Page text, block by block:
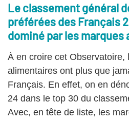
Le classement général
préférées des Français
dominé par les marques
À en croire cet Observatoire,
alimentaires ont plus que
Français. En effet, on en
24 dans le top 30 du
Avec, en tête de liste, les